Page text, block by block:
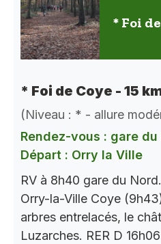
* Foi
* Foi de Coye - 15
(Niveau : * - allure
Rendez-vous : gare du
Départ : Orry la Ville
RV à 8h40 gare du
Orry-la-Ville Coye
arbres entrelacés, le
Luzarches. RER D